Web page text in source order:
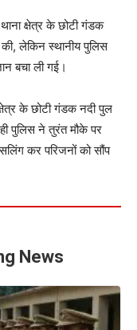
क्षेत्र के छोटी गंडक
लेकिन स्थानीय पुलिस
बचा ली गई।
के छोटी गंडक नदी पुल
पुलिस ने तुरंत मौके पर
कर परिजनों को सौंप
News